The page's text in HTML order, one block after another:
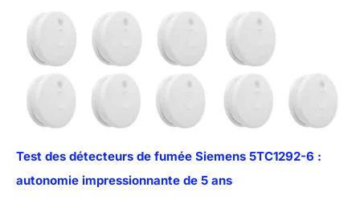
Test des détecteurs de fumée Siemens 5TC1292-6 :
autonomie impressionnante de 5 ans